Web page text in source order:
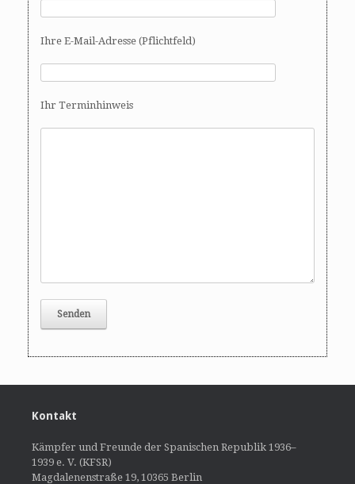
Ihre E-Mail-Adresse (Pflichtfeld)
Ihr Terminhinweis
Kontakt
Kämpfer und Freunde der Spanischen Republik 1936–
1939 e. V. (KFSR)
Magdalenenstraße 19, 10365 Berlin